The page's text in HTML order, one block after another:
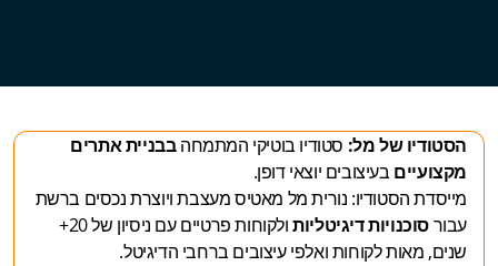
הסטודיו של מל: סטודיו בוטיקי המתמחהבבניית אתרים
מקצועיים בעיצובים יוצאי דופן.
מייסדת הסטודיו: נורית מל מאטיס מעצבת ויוצרת נכסים ברשת
עבורסוכנויות דיגיטליות
ולקוחות פרטיים עם ניסיון של 20+
שנים, מאות לקוחות ואלפי עיצובים ברחבי הדיגיטל.